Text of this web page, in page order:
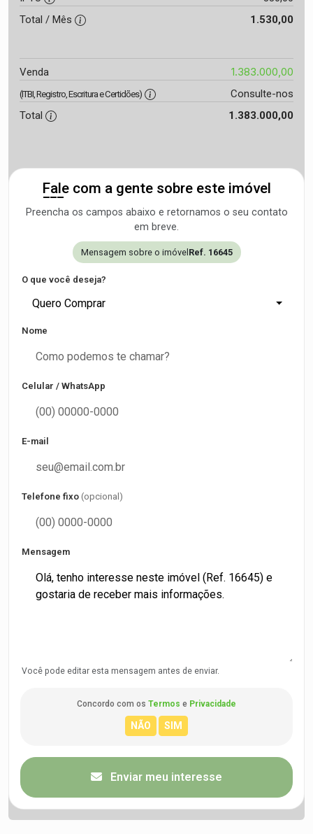
Total / Mês
1.530,00
Venda 1.383.000,00
(ITBI, Registro, Escritura e Certidões)
Consulte-nos
Total
1.383.000,00
Fale com a gente sobre este imóvel
Preencha os campos abaixo e retornamos o seu contato
em breve.
Mensagem sobre o imóvel Ref. 16645
O que você deseja?
Quero Comprar
Nome
Celular / WhatsApp
E-mail
Telefone fixo (opcional)
Mensagem
Você pode editar esta mensagem antes de enviar.
Concordo com os Termos e Privacidade
Enviar meu interesse